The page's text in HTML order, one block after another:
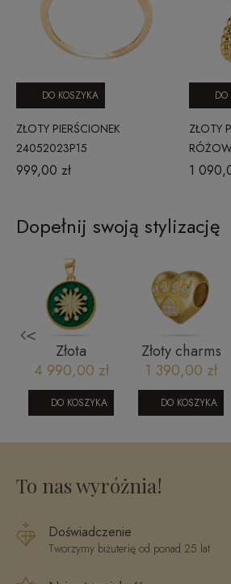
ZŁOTY PIERŚCIONEK
24052023P15
999,00 zł
DO KOSZYKA
ZŁOTY
1
DO
Dopełnij swoją stylizację
<
Złota
zawieszka z
malachitem i
cyrkoniami
1905202327
4 990,00 zł
DO KOSZYKA
Złoty charms
serce 585 z
cyrkoniami -
odciski łapek
miłości
1 390,00 zł
DO KOSZYKA
To nas wyróżnia!
Doświadczenie
Tworzymy biżuterię od ponad 25 lat